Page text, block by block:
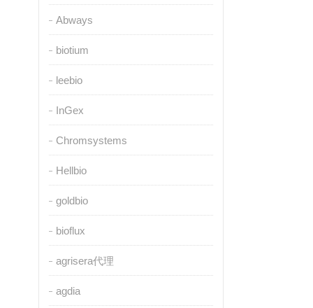
Abways
biotium
leebio
InGex
Chromsystems
Hellbio
goldbio
bioflux
agrisera代理
agdia